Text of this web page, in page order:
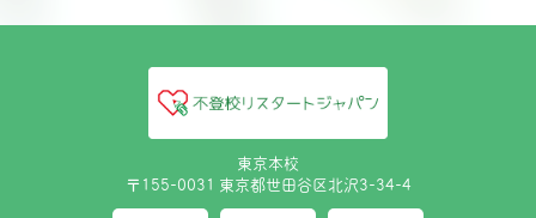
東京本校
〒155-0031 東京都世田谷区北沢3-34-4